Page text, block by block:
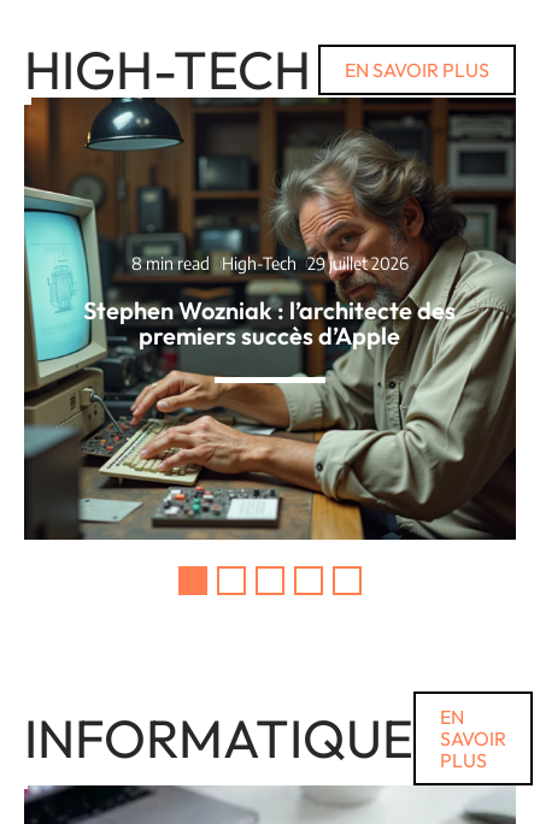
HIGH-TECH EN SAVOIR PLUS
8 min read High-Tech 29 juillet 2026
Stephen Wozniak : l’architecte des
premiers succès d’Apple
INFORMATIQUE
EN
SAVOIR
PLUS